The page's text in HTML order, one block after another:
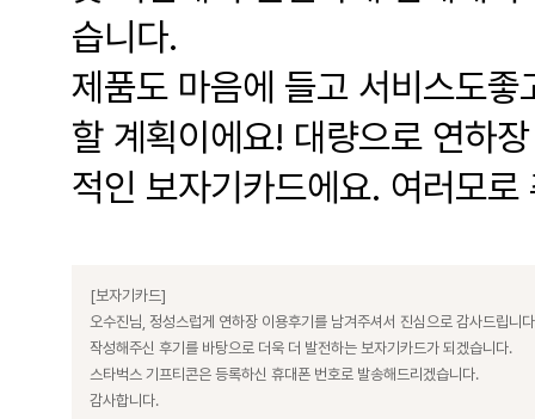
습니다.
제품도 마음에 들고 서비스도좋
할 계획이에요! 대량으로 연하
적인 보자기카드에요. 여러모
[보자기카드]
오수진님, 정성스럽게 연하장 이용후기를 남겨주셔서 진심으로 감사드립니
작성해주신 후기를 바탕으로 더욱 더 발전하는 보자기카드가 되겠습니다.
스타벅스 기프티콘은 등록하신 휴대폰 번호로 발송해드리겠습니다.
감사합니다.